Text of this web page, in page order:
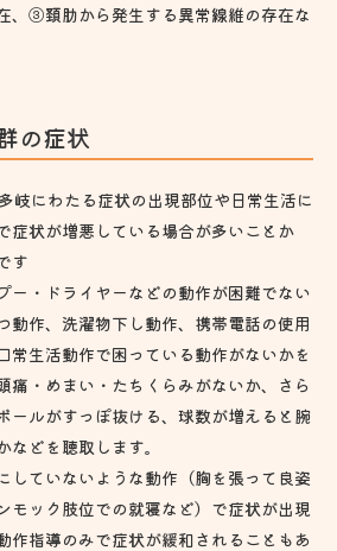
、③頚肋から発生する異常線維の存在な
の症状
岐にわたる症状の出現部位や日常生活に
症状が増悪している場合が多いことか
す
ー・ドライヤーなどの動作が困難でない
動作、洗濯物下し動作、携帯電話の使用
常生活動作で困っている動作がないかを
痛・めまい・たちくらみがないか、さら
ールがすっぽ抜ける、球数が増えると腕
どを聴取します。
していないような動作（胸を張って良姿
モック肢位での就寝など）で症状が出現
作指導のみで症状が緩和されることもあ